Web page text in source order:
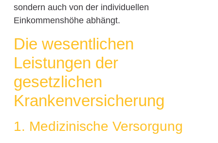
sondern auch von der individuellen
Einkommenshöhe abhängt.
Die wesentlichen
Leistungen der
gesetzlichen
Krankenversicherung
1. Medizinische Versorgung